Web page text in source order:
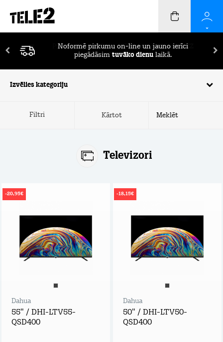
Pirmos 2 mēnešus ierīču apdrošināšanaBEZ
MAKSAS!
Izvēlies kategoriju
Filtri Kārtot
Televizori
-20,95€
Dahua
55" / DHI-LTV55-
QSD400
-18,15€
Dahua
50" / DHI-LTV50-
QSD400